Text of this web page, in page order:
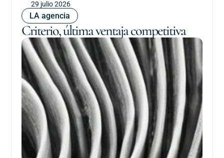
Criterio, última ventaja competitiva
29 julio 2026
LA agencia